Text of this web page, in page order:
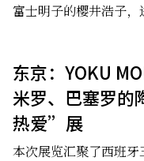
富士明子的樱井浩子，
东京：YOKU
米罗、巴塞罗
热爱”展
本次展览汇聚了西班